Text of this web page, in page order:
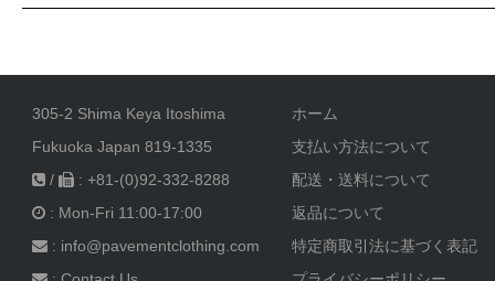
305-2 Shima Keya Itoshima
Fukuoka Japan 819-1335
/
: +81-(0)92-332-8288
: Mon-Fri 11:00-17:00
: info@pavementclothing.com
ホーム
支払い方法について
配送・送料について
返品について
特定商取引法に基づく表記